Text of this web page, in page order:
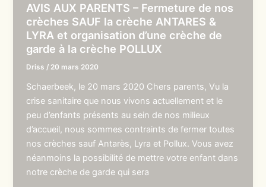
AVIS AUX PARENTS – Fermeture de nos
crèches SAUF la crèche ANTARES &
LYRA et organisation d’une crèche de
garde à la crèche POLLUX
Driss / 20 mars 2020
Schaerbeek, le 20 mars 2020 Chers parents, Vu la
crise sanitaire que nous vivons actuellement et le
peu d’enfants présents au sein de nos milieux
d’accueil, nous sommes contraints de fermer toutes
nos crèches sauf Antarès, Lyra et Pollux. Vous avez
néanmoins la possibilité de mettre votre enfant dans
notre crèche de garde qui sera